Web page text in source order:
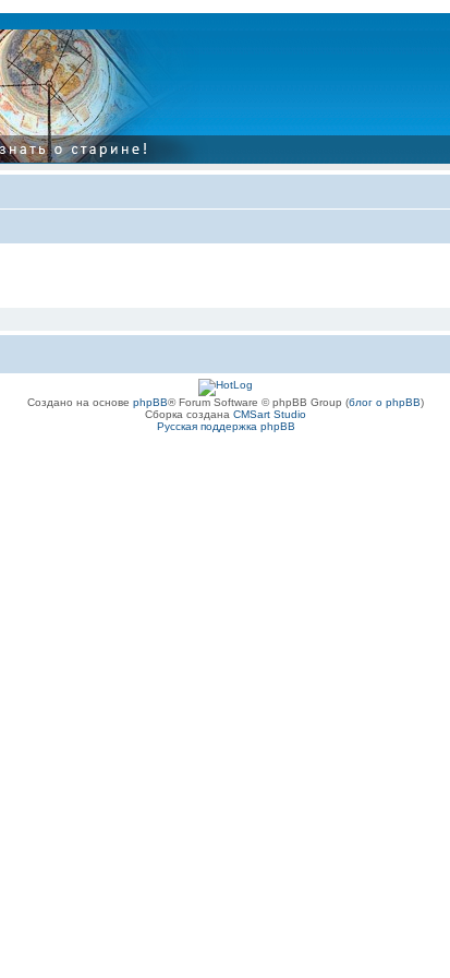
Создано на основе phpBB® Forum Software © phpBB Group (блог о phpBB)
Сборка создана CMSart Studio
Русская поддержка phpBB